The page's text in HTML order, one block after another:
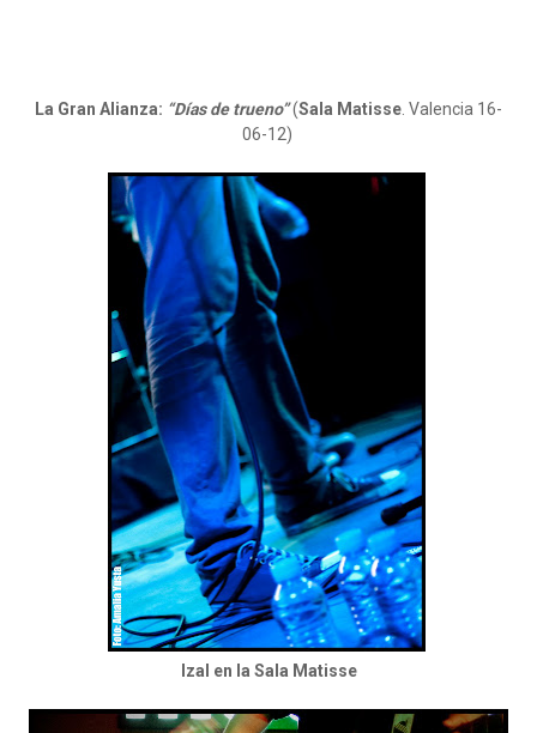
La Gran Alianza: “Días de trueno”(Sala Matisse. Valencia 16-
06-12)
Izal en la Sala Matisse